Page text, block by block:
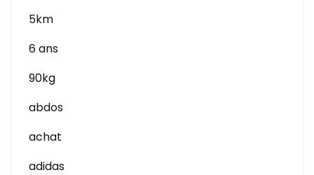
5km
6 ans
90kg
abdos
achat
adidas